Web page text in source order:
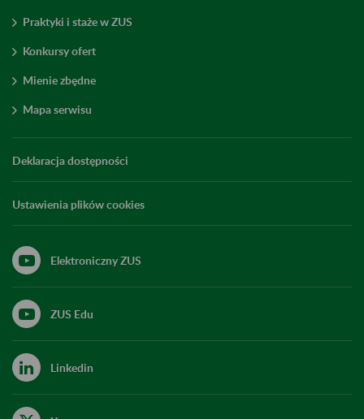
Praktyki i staże w ZUS
Konkursy ofert
Mienie zbędne
Mapa serwisu
Deklaracja dostępności
Ustawienia plików cookies
Elektroniczny ZUS
ZUS Edu
Linkedin